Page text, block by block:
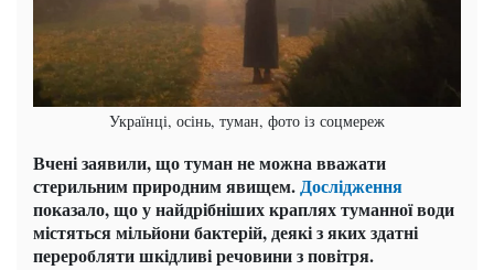
Українці, осінь, туман, фото із соцмереж
Вчені заявили, що туман не можна вважати
стерильним природним явищем.Дослідження
показало, що у найдрібніших краплях туманної води
містяться мільйони бактерій, деякі з яких здатні
переробляти шкідливі речовини з повітря.